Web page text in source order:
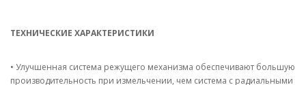
ТЕХНИЧЕСКИЕ ХАРАКТЕРИСТИКИ
• Улучшенная система режущего механизма обеспечивают большую
производительность при измельчении, чем система с радиальными